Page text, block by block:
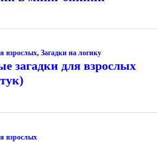
взрослых, Загадки на логику
загадки для взрослых
взрослых